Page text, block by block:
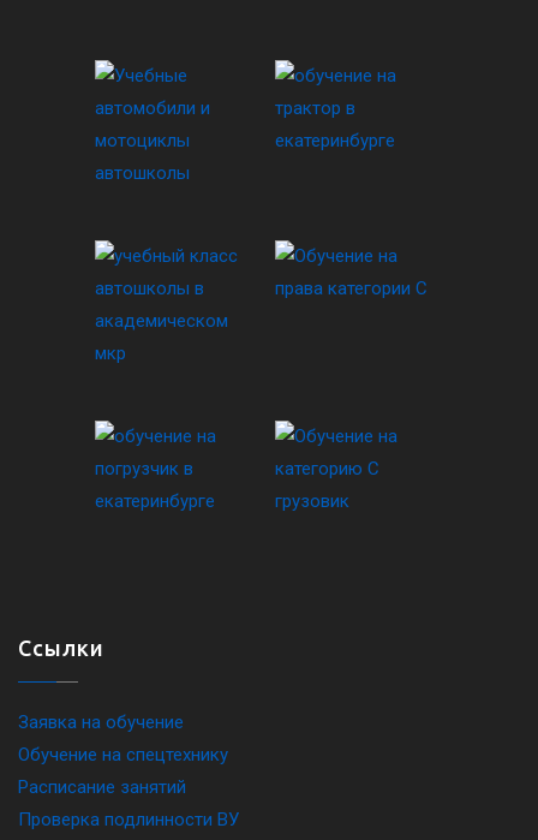
Ссылки
Заявка на обучение
Обучение на спецтехнику
Расписание занятий
Проверка подлинности ВУ